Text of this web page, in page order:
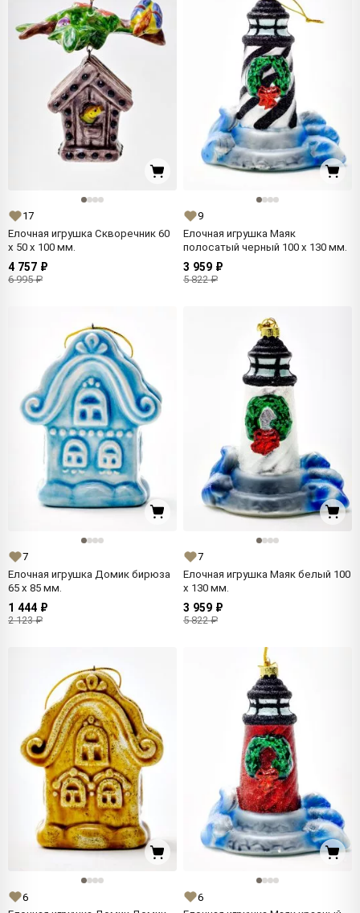
17
Елочная игрушка Скворечник 60
x 50 x 100 мм.
4 757 ₽
6 995 ₽
9
Елочная игрушка Маяк
полосатый черный 100 x 130 мм.
3 959 ₽
5 822 ₽
7
Елочная игрушка Домик бирюза
65 x 85 мм.
1 444 ₽
2 123 ₽
7
Елочная игрушка Маяк белый 100
x 130 мм.
3 959 ₽
5 822 ₽
6
6